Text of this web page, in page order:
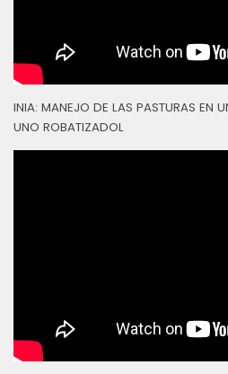
INIA: MANEJO DE LAS PASTURAS EN
UNO ROBATIZADOL